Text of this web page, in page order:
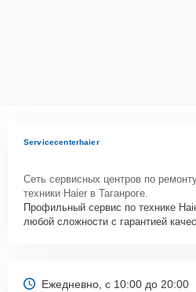
Servicecenterhaier
Сеть сервисных центров по
техники Haier в Таганроге.
Профильный сервис по технике
любой сложности с гарантией
Ежедневно, с 10:00 до 20:00